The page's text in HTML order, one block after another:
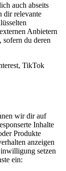
auch abseits
dir relevante
Anbietern
sofern du deren
TikTok
wir dir auf
Inhalte
Produkte
anzeigen
setzen
ein: